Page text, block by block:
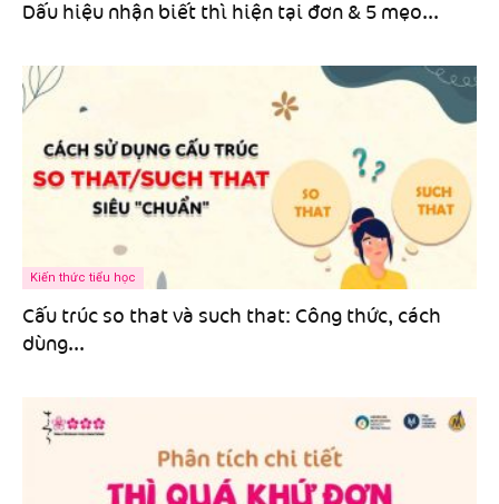
Dấu hiệu nhận biết thì hiện tại đơn & 5 mẹo...
Kiến thức tiểu học
Cấu trúc so that và such that: Công thức, cách
dùng...